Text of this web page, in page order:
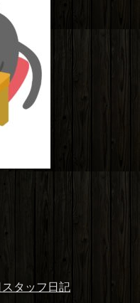
カ
スタッフ日記